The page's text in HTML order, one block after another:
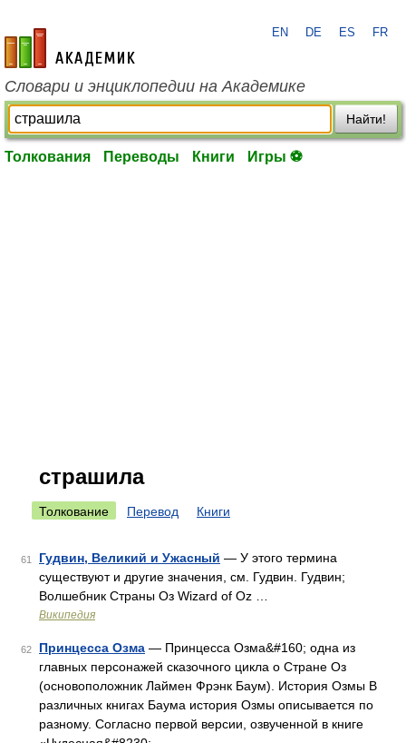
academic.ru
EN DE ES FR
Словари и энциклопедии на Академике
Найти!
Толкования Переводы Книги Игры ⚽
страшила
Толкование Перевод Книги
61 Гудвин, Великий и Ужасный — У этого термина
существуют и другие значения, см. Гудвин. Гудвин;
Волшебник Страны Оз Wizard of Oz …
Википедия
62 Принцесса Озма — Принцесса Озма&#160; одна из
главных персонажей сказочного цикла о Стране Оз
(основоположник Лаймен Фрэнк Баум). История Озмы В
различных книгах Баума история Озмы описывается по
разному. Согласно первой версии, озвученной в книге